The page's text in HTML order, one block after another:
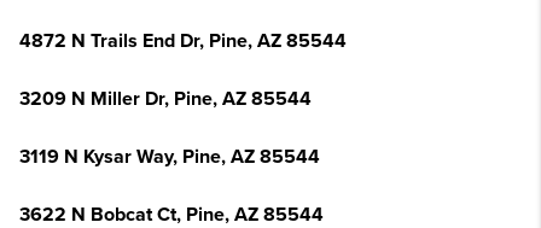
4872 N Trails End Dr, Pine, AZ 85544
3209 N Miller Dr, Pine, AZ 85544
3119 N Kysar Way, Pine, AZ 85544
3622 N Bobcat Ct, Pine, AZ 85544